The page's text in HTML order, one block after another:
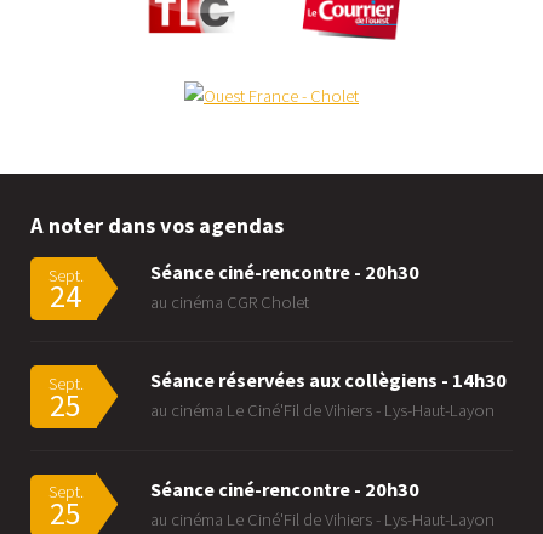
A noter dans vos agendas
Sept.
24
Séance ciné-rencontre - 20h30
au cinéma CGR Cholet
Sept.
25
Séance réservées aux collègiens - 14h30
au cinéma Le Ciné'Fil de Vihiers - Lys-Haut-Layon
Sept.
25
Séance ciné-rencontre - 20h30
au cinéma Le Ciné'Fil de Vihiers - Lys-Haut-Layon